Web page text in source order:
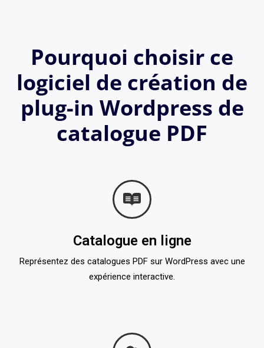
Pourquoi choisir ce
logiciel de création de
plug-in Wordpress de
catalogue PDF
Catalogue en ligne
Représentez des catalogues PDF sur WordPress avec une
expérience interactive.